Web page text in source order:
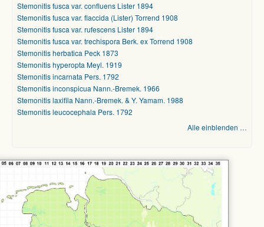
Stemonitis fusca var. confluens Lister 1894
Stemonitis fusca var. flaccida (Lister) Torrend 1908
Stemonitis fusca var. rufescens Lister 1894
Stemonitis fusca var. trechispora Berk. ex Torrend 1908
Stemonitis herbatica Peck 1873
Stemonitis hyperopta Meyl. 1919
Stemonitis incarnata Pers. 1792
Stemonitis inconspicua Nann.-Bremek. 1966
Stemonitis laxifila Nann.-Bremek. & Y. Yamam. 1988
Stemonitis leucocephala Pers. 1792
Alle einblenden …